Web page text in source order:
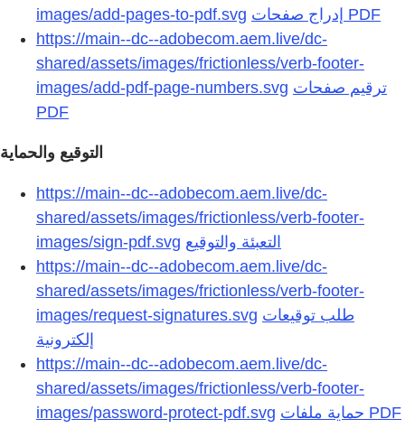
images/add-pages-to-pdf.svg
https://main--dc--adobecom.aem.live/dc-
shared/assets/images/frictionless/verb-footer-
images/add-pdf-page-numbers.svg ترقيم صفحات
التوقيع والحماية
https://main--dc--adobecom.aem.live/dc-
shared/assets/images/frictionless/verb-footer-
images/sign-pdf.svg التعبئة والتوقيع
https://main--dc--adobecom.aem.live/dc-
shared/assets/images/frictionless/verb-footer-
images/request-signatures.svg طلب توقيعات
إلكترونية
https://main--dc--adobecom.aem.live/dc-
shared/assets/images/frictionless/verb-footer-
images/password-protect-pdf.svg